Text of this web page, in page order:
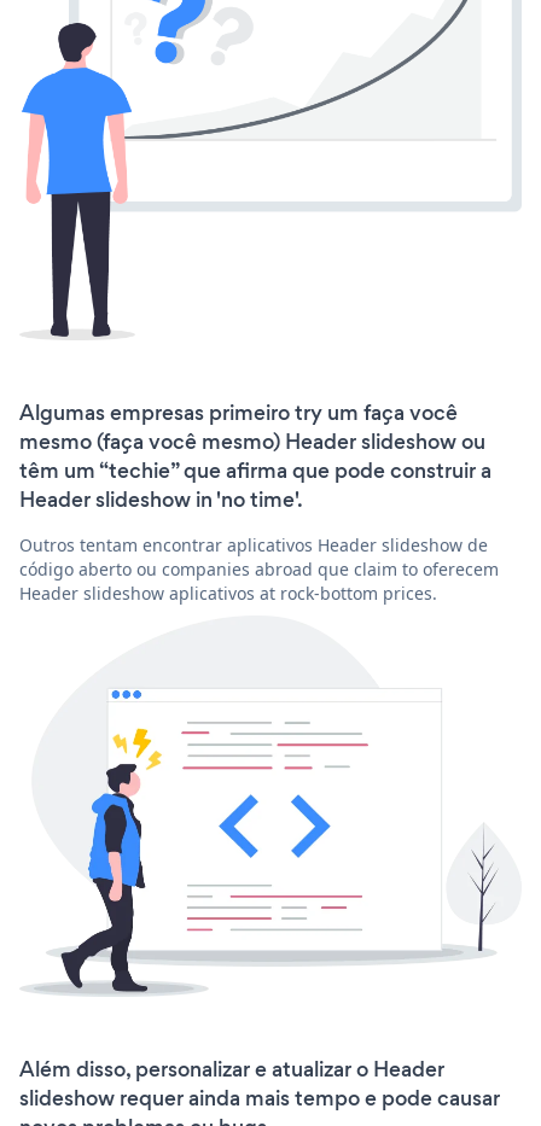
Algumas empresas primeiro try um faça você
mesmo (faça você mesmo) Header slideshow ou
têm um “techie” que afirma que pode construir a
Header slideshow in 'no time'.
Outros tentam encontrar aplicativos Header slideshow de
código aberto ou companies abroad que claim to oferecem
Header slideshow aplicativos at rock-bottom prices.
Além disso, personalizar e atualizar o Header
slideshow requer ainda mais tempo e pode causar